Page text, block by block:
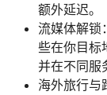
额外延迟。
流媒体解锁
些在你目标
并在不同服
海外旅行与